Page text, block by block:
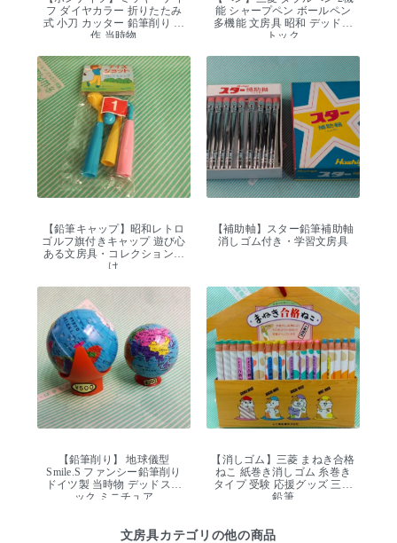
フ ダイヤカラー 折りたたみ
式 小刀 カッター 鉛筆削り 工
作 当時物
能 シャープペン ボールペン
多機能 文房具 昭和 デッドス
トック
【鉛筆キャップ】昭和レトロ
ゴルフ旗付きキャップ 遊び心
ある文房具・コレクション向
け
【補助軸】スター鉛筆補助軸
消しゴム付き・学習文房具
【鉛筆削り】 地球儀型
Smile.S ファンシー鉛筆削り
ドイツ製 当時物 デッドスト
ック ミニチュア
【消しゴム】三菱 まねき合格
ねこ 紙巻き消しゴム 糸巻き
タイプ 受験 応援グッズ 三菱
鉛筆
文房具カテゴリの他の商品